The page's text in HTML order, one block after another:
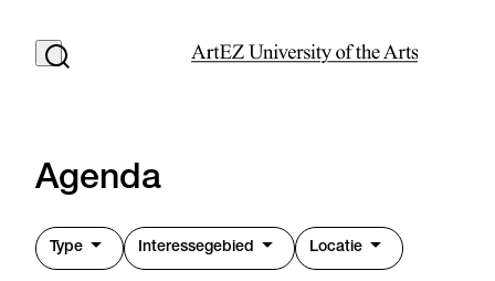
Agenda
Type Interessegebied Locatie